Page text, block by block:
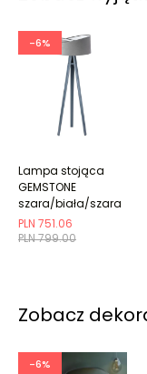
-6%
PLN 799.00
PLN 751.06
Lampa stojąca
GEMSTONE
szara/biała/szara
Zobacz
-6%